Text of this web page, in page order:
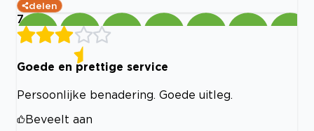
delen
7
Goede en prettige service
Persoonlijke benadering. Goede uitleg.
Beveelt aan